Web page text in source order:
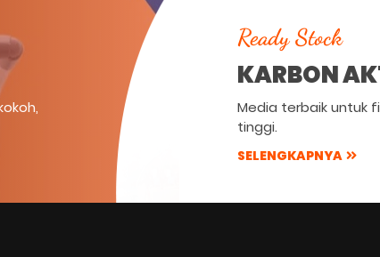
Ready Stock
KARBON
Media terbaik untuk
tinggi.
SELENGKAPNYA